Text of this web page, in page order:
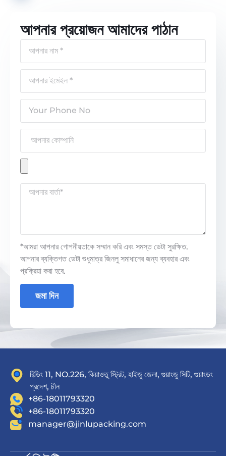
আপনার প্রয়োজন আমাদের পাঠান
*আমরা আপনার গোপনীয়তাকে সম্মান করি এবং সমস্ত ডেটা সুরক্ষিত.
আপনার ব্যক্তিগত ডেটা শুধুমাত্র জিনলু সমাধানের জন্য ব্যবহার এবং
প্রক্রিয়া করা হবে.
জমা দিন
বিল্ডিং 11, NO.226, কিয়াওতু স্ট্রিট, হাইজু জেলা, গুয়াংজু সিটি, গুয়াংডং
প্রদেশ, চীন
+86-18011793320
+86-18011793320
manager@jinlupacking.com